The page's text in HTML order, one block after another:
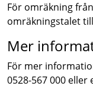
För omräkning
omräkningstalet
Mer
För mer
0528-567 000 eller